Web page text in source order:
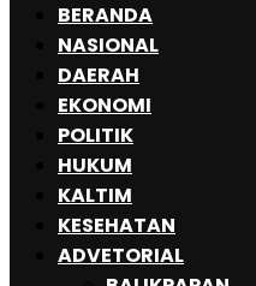
BERANDA
NASIONAL
DAERAH
EKONOMI
POLITIK
HUKUM
KALTIM
KESEHATAN
ADVETORIAL